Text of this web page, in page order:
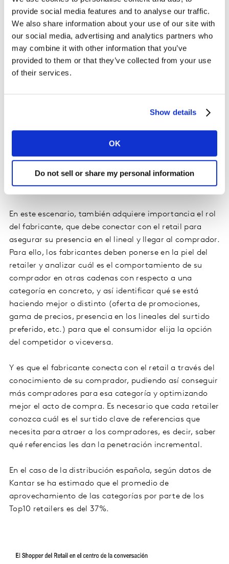
provide social media features and to analyse our traffic.
We also share information about your use of our site with
our social media, advertising and analytics partners who
may combine it with other information that you’ve
provided to them or that they’ve collected from your use
of their services.
Show details
OK
Do not sell or share my personal information
surtido, la optimización del lineal para facilitar la
compra y la optimización de las promociones y
precios.
En este escenario, también adquiere importancia el rol
del fabricante, que debe conectar con el retail para
asegurar su presencia en el lineal y llegar al comprador.
Para ello, los fabricantes deben ponerse en la piel del
retailer y analizar cuál es el comportamiento de su
comprador en otras cadenas con respecto a una
categoría en concreto, y así identificar qué se está
haciendo mejor o distinto (oferta de promociones,
gama de precios, presencia en los lineales del surtido
preferido, etc.) para que el consumidor elija la opción
del competidor o viceversa.
Y es que el fabricante conecta con el retail a través del
conocimiento de su comprador, pudiendo así conseguir
más compradores para esa categoría y optimizando
mejor el acto de compra. Es necesario que cada retailer
conozca cuál es el surtido clave de referencias que
necesita para atraer a los compradores, es decir, saber
qué referencias les dan la penetración incremental.
En el caso de la distribución española, según datos de
Kantar se ha estimado que el promedio de
aprovechamiento de las categorías por parte de los
Top10 retailers es del 37%.